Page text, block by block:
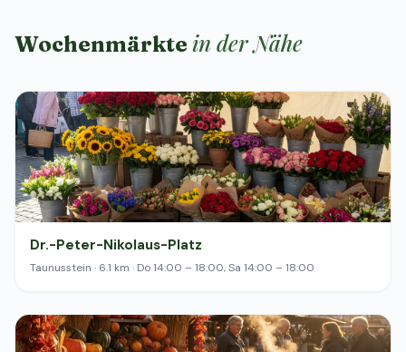
Wochenmärkte in der Nähe
Dr.-Peter-Nikolaus-Platz
Taunusstein · 6.1 km · Do 14:00 – 18:00, Sa 14:00 – 18:00